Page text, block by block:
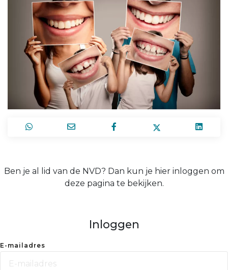
Ben je al lid van de NVD? Dan kun je hier inloggen om
deze pagina te bekijken.
Inloggen
E-mailadres